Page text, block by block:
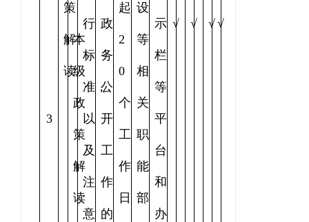
策
解
读
行
标
准，
以
及
注
意
政
务
公
开
工
作
的
起
2
0
个
工
作
日
设
等
相
关
职
能
部
示
栏
等
平
台
和
办
√ √ √√
3
本
级
政
策
解
读